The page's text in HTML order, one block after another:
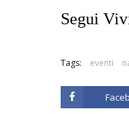
Segui
Tags: eventi